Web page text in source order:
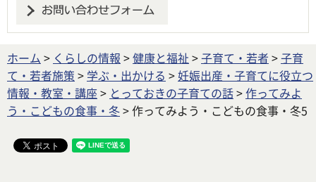
ホーム > くらしの情報 >健康と福祉 >子育て・若者 >子育
て・若者施策 > 学ぶ・出かける >妊娠出産・子育てに役立つ
情報・教室・講座> とっておきの子育ての話>作ってみよ
う・こどもの食事・冬> 作ってみよう・こどもの食事・冬5